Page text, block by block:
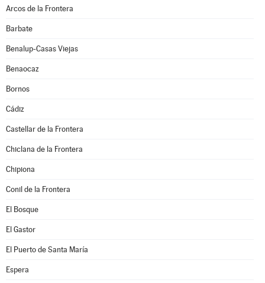
Arcos de la Frontera
Barbate
Benalup-Casas Viejas
Benaocaz
Bornos
Cádiz
Castellar de la Frontera
Chiclana de la Frontera
Chipiona
Conil de la Frontera
El Bosque
El Gastor
El Puerto de Santa María
Espera